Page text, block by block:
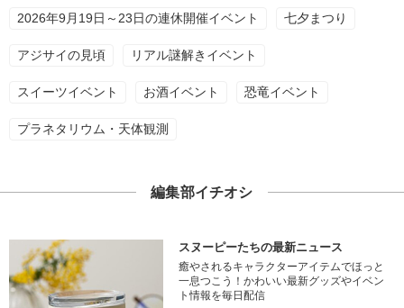
2026年9月19日～23日の連休開催イベント 七夕まつり
アジサイの見頃 リアル謎解きイベント
スイーツイベント お酒イベント 恐竜イベント
プラネタリウム・天体観測
編集部イチオシ
スヌーピーたちの最新ニュース
癒やされるキャラクターアイテムでほっと
一息つこう！かわいい最新グッズやイベン
ト情報を毎日配信